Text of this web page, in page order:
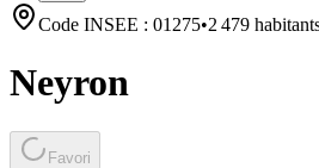
Code INSEE : 01275•2 479
Neyron
Favori